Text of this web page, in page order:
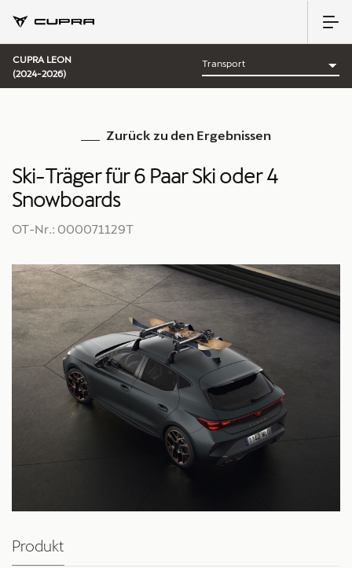
CUPRA LEON
(2024-2026)
Zurück zu den Ergebnissen
Ski-Träger für 6 Paar Ski oder 4
Snowboards
OT-Nr.: 000071129T
Produkt